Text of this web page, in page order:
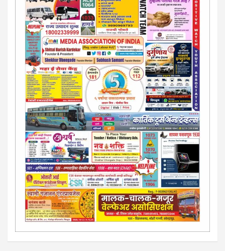
मराठी इंग्रजी दैनिकासाठी जिल्हा, राज्य आवृत्तीसाठी जाहिराती स्विकारल्या
जातील. नवशक्ती, फ्री प्रेस जर्नल साठी तुम्हीही तुमच्या नाेटीस द्या. बँक,
13/213/4 सेल्स , डिमांड नाेटीस इतरांच्यापेक्षा वाजवी दरात आम्ही आपली
जाहिरात पब्लिश करू. माेबा. 9420939699